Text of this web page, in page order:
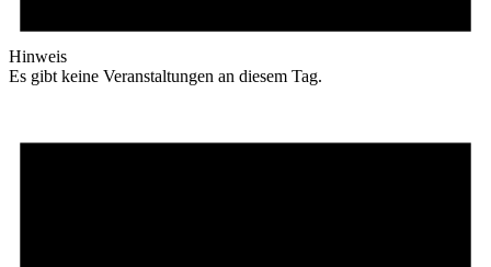
Hinweis
Es gibt keine Veranstaltungen an diesem Tag.